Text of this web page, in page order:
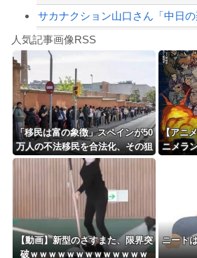
8/4のニュース
更新中止のお知らせ
人気記事画像RSS
「移民は富の象徴」スペインが50
万人の不法移民を合法化、その狙
いと日本への教訓と [蚤の市★]
【アニ
ニメラ
「天幕
【動画】新型のさすまた、限界突
破ｗｗｗｗｗｗｗｗｗｗｗｗｗ
ニート